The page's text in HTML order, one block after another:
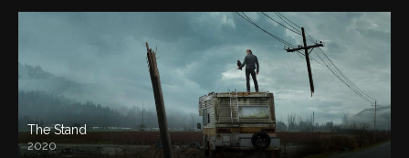
The Stand
2020